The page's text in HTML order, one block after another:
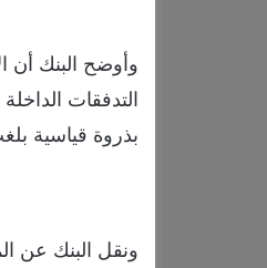
التدفقات
بذروة قياسية بلغت 92 دولاراً من كل 100 في
ونقل البنك عن